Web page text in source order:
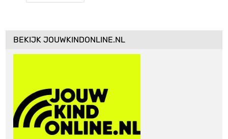
BEKIJK JOUWKINDONLINE.NL